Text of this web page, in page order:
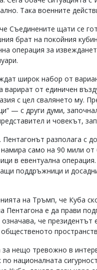
Така военните
Съединените щати се
брат на покойния
операция за
широк набор от
варират от единичен
с цел свалянето му.
— с други думи,
и човекът,
Пентагонът разполага с
само на 90 мили от
в евентуална
поддръжници и
на Тръмп, че Куба
е да прави
че президентът
нещо тревожно в
националната